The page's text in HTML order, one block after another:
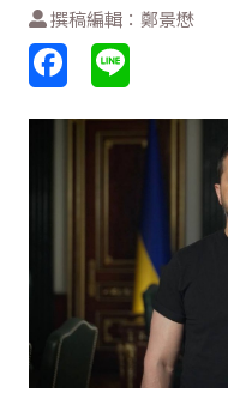
撰稿編輯：鄭景懋